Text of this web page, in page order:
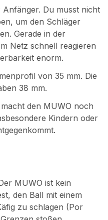
Du musst nicht
um den Schläger
Gerade in der
Netz schnell reagieren
enorm.
von 35 mm. Die
38 mm.
den MUWO noch
Kindern oder
MUWO ist kein
den Ball mit einem
zu schlagen (Por